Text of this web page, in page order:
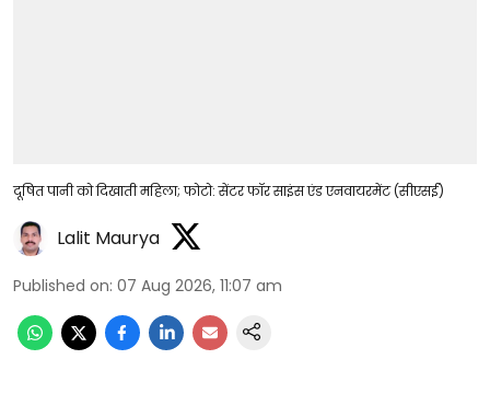
दूषित पानी को दिखाती महिला; फोटो: सेंटर फॉर साइंस एंड एनवायरमेंट (सीएसई)
Lalit Maurya
Published on: 07 Aug 2026, 11:07 am